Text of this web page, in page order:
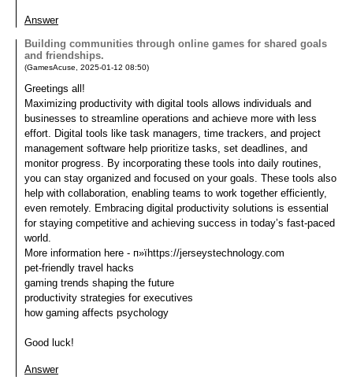
Answer
Building communities through online games for shared goals
and friendships.
(GamesAcuse 2025-01-12 08:50)
Greetings all!
Maximizing productivity with digital tools allows individuals and
businesses to streamline operations and achieve more with less
effort. Digital tools like task managers, time trackers, and project
management software help prioritize tasks, set deadlines, and
monitor progress. By incorporating these tools into daily routines,
you can stay organized and focused on your goals. These tools also
help with collaboration, enabling teams to work together efficiently,
even remotely. Embracing digital productivity solutions is essential
for staying competitive and achieving success in today’s fast-paced
world.
More information here - п»їhttps://jerseystechnology.com
pet-friendly travel hacks
gaming trends shaping the future
productivity strategies for executives
how gaming affects psychology
Good luck!
Answer